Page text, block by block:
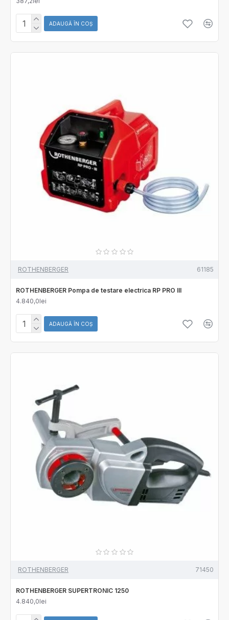
ADAUGĂ ÎN COŞ
ROTHENBERGER 61185
ROTHENBERGER Pompa de testare electrica RP PRO III
4.840,0lei
ADAUGĂ ÎN COŞ
ROTHENBERGER 71450
ROTHENBERGER SUPERTRONIC 1250
4.840,0lei